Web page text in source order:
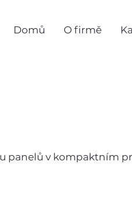
Domů O firmě
panelů v kompaktním